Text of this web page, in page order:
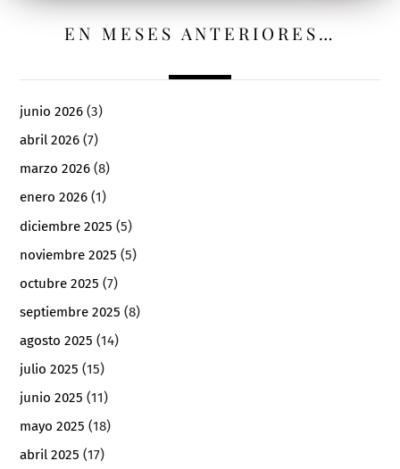
EN MESES ANTERIORES…
junio 2026 (3)
abril 2026 (7)
marzo 2026 (8)
enero 2026 (1)
diciembre 2025 (5)
noviembre 2025 (5)
octubre 2025 (7)
septiembre 2025 (8)
agosto 2025 (14)
julio 2025 (15)
junio 2025 (11)
mayo 2025 (18)
abril 2025 (17)